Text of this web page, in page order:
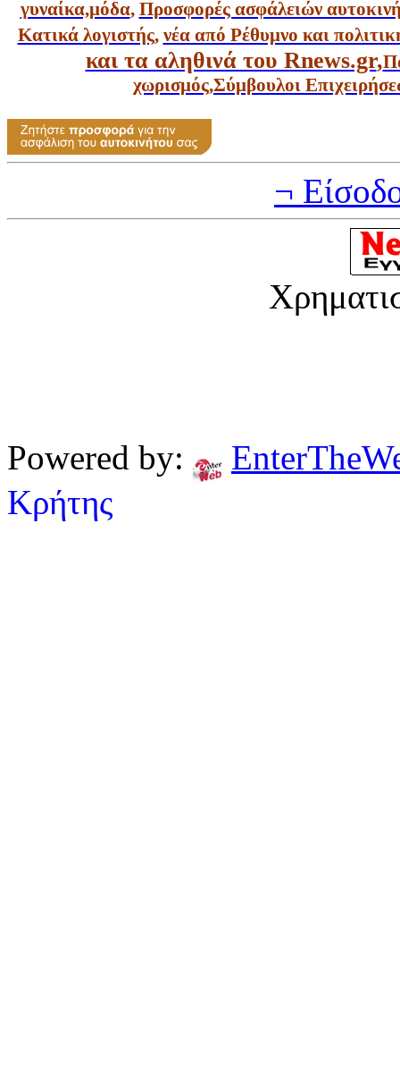
γυναίκα,μόδα, Προσφορές ασφάλειών
Κατικά λογιστής, νέα από Ρέθυμνο και
και τα αληθινά του Rnews.gr,
χωρισμός,Σύμβουλοι
¬
Powered by:
Κρήτης